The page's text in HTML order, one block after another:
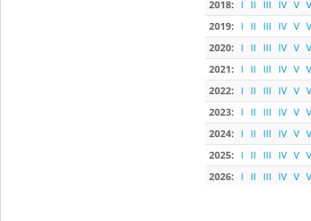
2018:
I II III IV V
2019:
I II III IV V
2020:
I II III IV V
2021:
I II III IV V
2022:
I II III IV V
2023:
I II III IV V
2024:
I II III IV V
2025:
I II III IV V
2026:
I II III IV V